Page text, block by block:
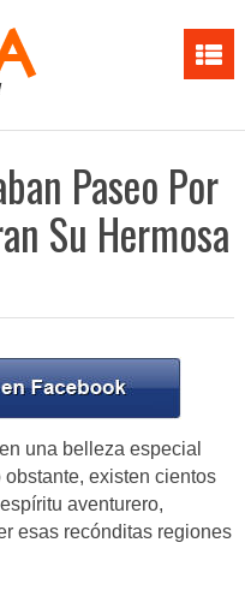
Paseo Por
Su Hermosa
una belleza especial
existen cientos
aventurero,
esas recónditas regiones